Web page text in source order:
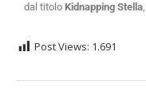
dal titolo Kidnapping Stella
Post Views: 1.691